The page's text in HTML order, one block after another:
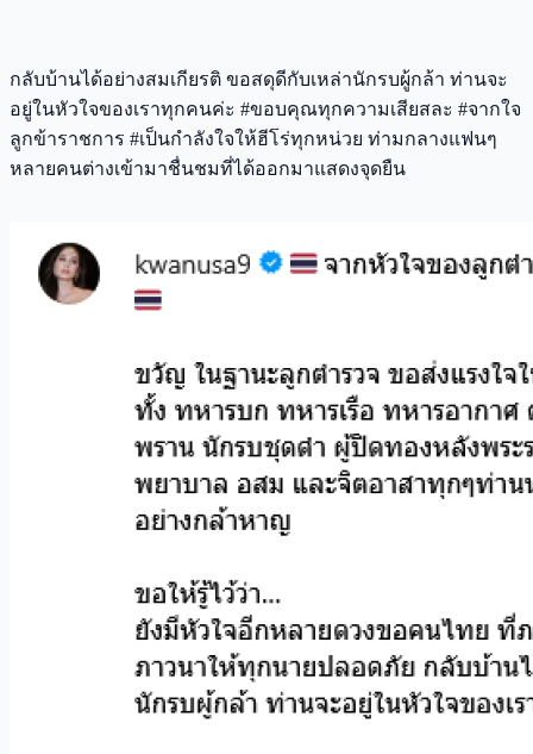
กลับบ้านได้อย่างสมเกียรติ ขอสดุดีกับเหล่านักรบผู้กล้า ท่านจะ
อยู่ในหัวใจของเราทุกคนค่ะ #ขอบคุณทุกความเสียสละ #จากใจ
ลูกข้าราชการ #เป็นกำลังใจให้ฮีโร่ทุกหน่วย ท่ามกลางแฟนๆ
หลายคนต่างเข้ามาชื่นชมที่ได้ออกมาแสดงจุดยืน